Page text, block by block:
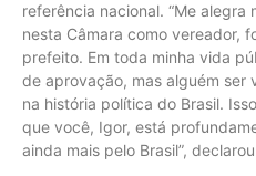
referência nacional. “Me
nesta Câmara como vereador,
prefeito. Em toda minha vida
de aprovação, mas alguém ser
na história política do Brasil.
que você, Igor, está
ainda mais pelo Brasil”,